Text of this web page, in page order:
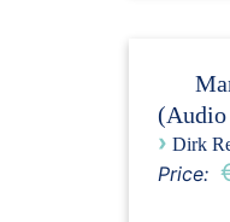
› Dirk
Price: